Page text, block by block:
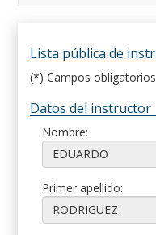
Lista pública de
(*) Campos obligatorios
Datos del instructor
Nombre:
Primer apellido: